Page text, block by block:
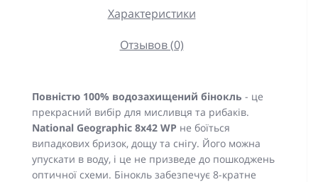
Характеристики
Отзывов (0)
Повністю 100% водозахищений бінокль - це
прекрасний вибір для мисливця та рибаків.
National Geographic 8x42 WP не боїться
випадкових бризок, дощу та снігу. Його можна
упускати в воду, і це не призведе до пошкоджень
оптичної схеми. Бінокль забезпечує 8-кратне